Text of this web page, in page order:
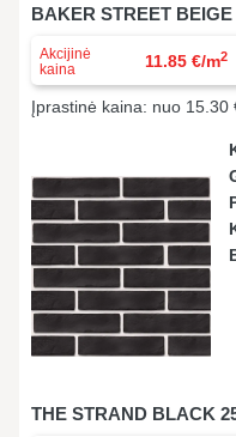
BAKER STREET BEIGE
Akcijinė
kaina
11.85 €/m2
Įprastinė kaina: nuo 15.30
THE STRAND BLACK